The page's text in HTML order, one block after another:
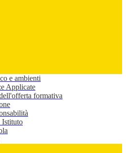
e ambienti
Applicate
formativa
Istituto